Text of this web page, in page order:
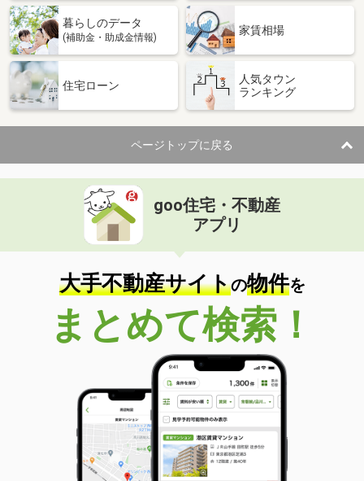
暮らしのデータ
(補助金・助成金情報)
家賃相場
住宅ローン
人気タウン
ランキング
ページトップに戻る
goo住宅・不動産
アプリ
大手不動産サイトの物件を
まとめて検索！